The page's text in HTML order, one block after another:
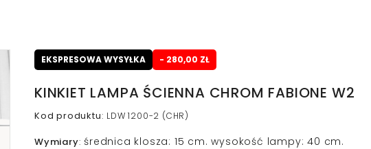
EKSPRESOWA WYSYŁKA - 280,00 ZŁ
KINKIET LAMPA ŚCIENNA CHROM FABIONE W2
Kod produktu: LDW 1200-2 (CHR)
Wymiary: średnica klosza: 15 cm. wysokość lampy: 40 cm.